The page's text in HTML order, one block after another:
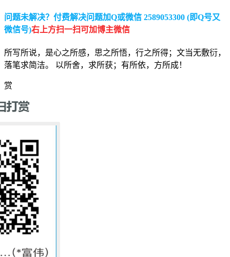
问题未解决？付费解决问题加Q或微信 2589053300 (即Q号又
微信号)右上方扫一扫可加博主微信
所写所说，是心之所感，思之所悟，行之所得；文当无敷衍，
落笔求简洁。 以所舍，求所获；有所依，方所成！
赏